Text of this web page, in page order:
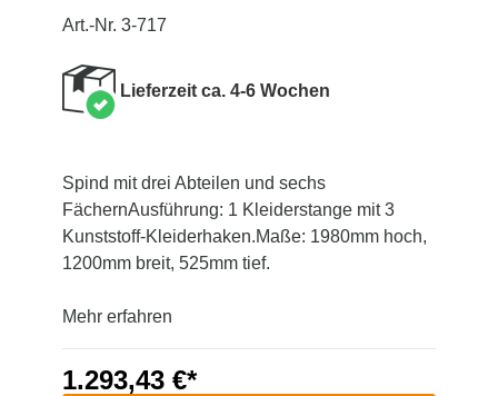
Art.-Nr. 3-717
Lieferzeit ca. 4-6 Wochen
Spind mit drei Abteilen und sechs
FächernAusführung: 1 Kleiderstange mit 3
Kunststoff-Kleiderhaken.Maße: 1980mm hoch,
1200mm breit, 525mm tief.
Mehr erfahren
1.293,43 €*